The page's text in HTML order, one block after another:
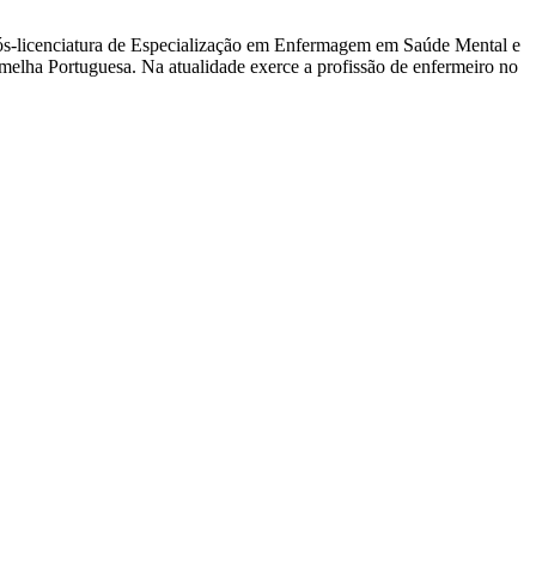
de Especialização em Enfermagem em Saúde Mental e
Portuguesa. Na atualidade exerce a profissão de enfermeiro no